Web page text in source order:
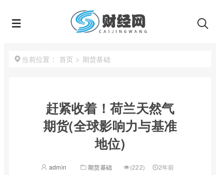
当前位置： 首页 > 期货基础
赶紧收着！荷兰天然气
期货(全球影响力与基准
地位)
admin 期货基础 (222) 2年前